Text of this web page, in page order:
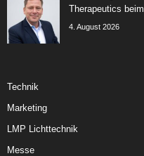
Therapeutics
4. August 2026
Technik
Marketing
LMP Lichttechnik
Messe